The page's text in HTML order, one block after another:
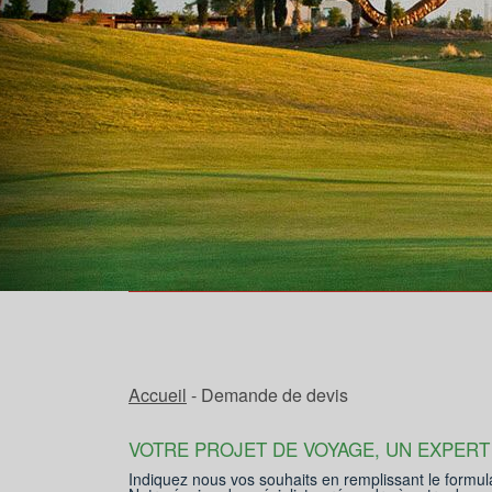
Accueil - Demande de devis
VOTRE PROJET DE VOYAGE, UN
Indiquez nous vos souhaits en remplissant le